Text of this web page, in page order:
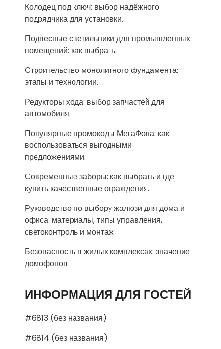
Колодец под ключ: выбор надёжного
подрядчика для установки.
Подвесные светильники для промышленных
помещений: как выбрать.
Строительство монолитного фундамента:
этапы и технологии.
Редукторы хода: выбор запчастей для
автомобиля.
Популярные промокоды МегаФона: как
воспользоваться выгодными
предложениями.
Современные заборы: как выбрать и где
купить качественные ограждения.
Руководство по выбору жалюзи для дома и
офиса: материалы, типы управления,
светоконтроль и монтаж
Безопасность в жилых комплексах: значение
домофонов
ИНФОРМАЦИЯ ДЛЯ ГОСТЕЙ
#6813 (без названия)
#6814 (без названия)